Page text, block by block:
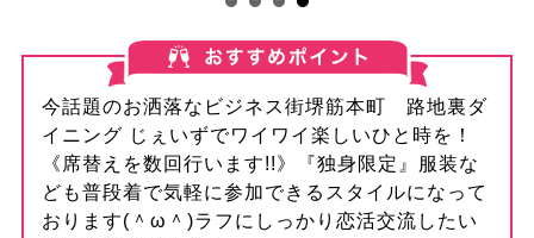
今話題のお洒落なビジネス街堺筋本町 路地裏ダ
イニング じぇいずでワイワイ楽しいひと時を！
《席替えを数回行います!!》『独身限定』服装な
ども普段着で気軽に参加できるスタイルになって
おります(＾ω＾)ラフにしっかり恋活交流したい